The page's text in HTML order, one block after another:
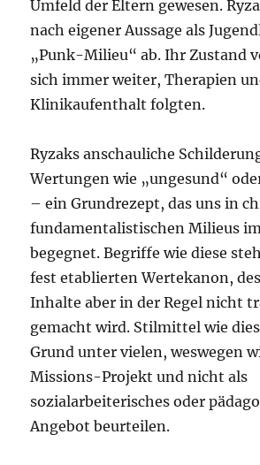
Umfeld der Eltern gewesen.
nach eigener Aussage als
„Punk-Milieu“ ab. Ihr Zustand
sich immer weiter, Therapien
Klinikaufenthalt folgten.
Ryzaks anschauliche
Wertungen wie „ungesund“
– ein Grundrezept, das uns in
fundamentalistischen Milieus
begegnet. Begriffe wie diese
fest etablierten Wertekanon,
Inhalte aber in der Regel nicht
gemacht wird. Stilmittel wie
Grund unter vielen, weswegen
Missions-Projekt und nicht als
sozialarbeiterisches oder
Angebot beurteilen.